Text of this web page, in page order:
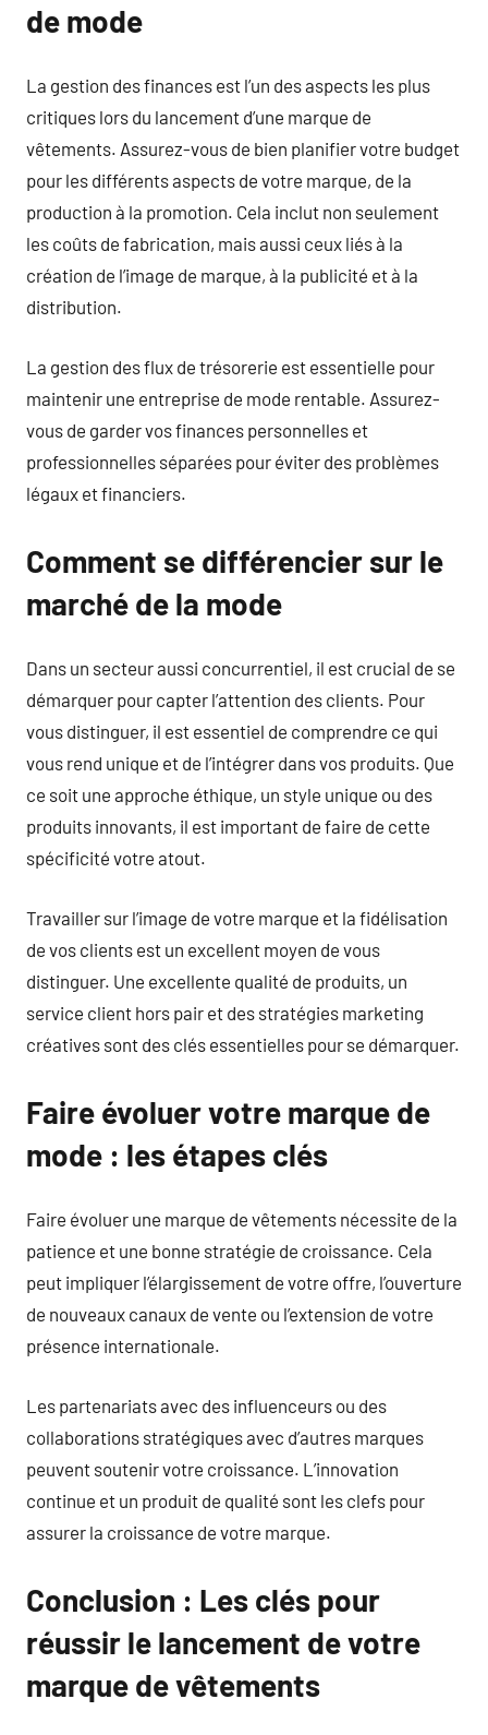
de mode
La gestion des finances est l’un des aspects les plus
critiques lors du lancement d’une marque de
vêtements. Assurez-vous de bien planifier votre budget
pour les différents aspects de votre marque, de la
production à la promotion. Cela inclut non seulement
les coûts de fabrication, mais aussi ceux liés à la
création de l’image de marque, à la publicité et à la
distribution.
La gestion des flux de trésorerie est essentielle pour
maintenir une entreprise de mode rentable. Assurez-
vous de garder vos finances personnelles et
professionnelles séparées pour éviter des problèmes
légaux et financiers.
Comment se différencier sur le
marché de la mode
Dans un secteur aussi concurrentiel, il est crucial de se
démarquer pour capter l’attention des clients. Pour
vous distinguer, il est essentiel de comprendre ce qui
vous rend unique et de l’intégrer dans vos produits. Que
ce soit une approche éthique, un style unique ou des
produits innovants, il est important de faire de cette
spécificité votre atout.
Travailler sur l’image de votre marque et la fidélisation
de vos clients est un excellent moyen de vous
distinguer. Une excellente qualité de produits, un
service client hors pair et des stratégies marketing
créatives sont des clés essentielles pour se démarquer.
Faire évoluer votre marque de
mode : les étapes clés
Faire évoluer une marque de vêtements nécessite de la
patience et une bonne stratégie de croissance. Cela
peut impliquer l’élargissement de votre offre, l’ouverture
de nouveaux canaux de vente ou l’extension de votre
présence internationale.
Les partenariats avec des influenceurs ou des
collaborations stratégiques avec d’autres marques
peuvent soutenir votre croissance. L’innovation
continue et un produit de qualité sont les clefs pour
assurer la croissance de votre marque.
Conclusion : Les clés pour
réussir le lancement de votre
marque de vêtements